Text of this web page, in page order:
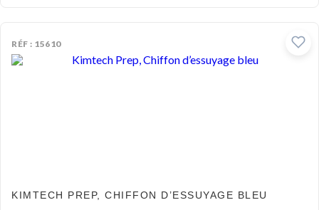
RÉF : 15610
KIMTECH PREP, CHIFFON D’ESSUYAGE BLEU